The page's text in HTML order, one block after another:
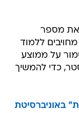
את מספר
ללמוד
על ממוצע
בכל סמסטר, כדי להמשיך
באוניברסיטת